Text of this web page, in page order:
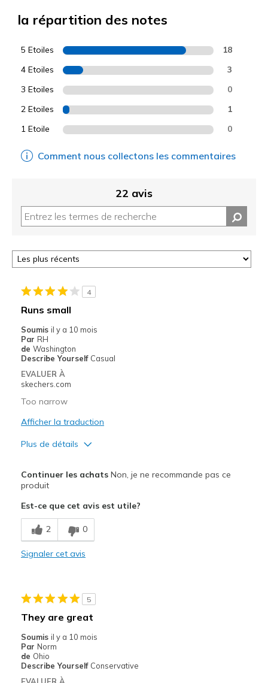
la répartition des notes
5 Etoiles 18
4 Etoiles 3
3 Etoiles 0
2 Etoiles 1
1 Etoile 0
Comment nous collectons les commentaires
22 avis
4
Runs small
Soumis il y a 10 mois
Par RH
de Washington
Describe Yourself Casual
EVALUER À
skechers.com
Too narrow
Afficher la traduction
Plus de détails
Attractive Design
Stylish
Le contre
Poor Cushioning
Casual Wear
Travel
Width
Feels too narrow
Sizing
Continuer les achatsNon, je ne recommande pas ce
produit
Est-ce que cet avis est utile?
2 0
Signaler cet avis
5
They are great
Soumis il y a 10 mois
Par Norm
de Ohio
Describe Yourself Conservative
EVALUER À